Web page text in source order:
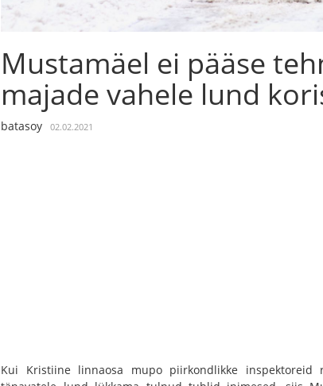
Mustamäel ei pääse
majade vahele lund
batasoy 02.02.2021
Kui Kristiine linnaosa mupo piirkondlikke inspektoreid